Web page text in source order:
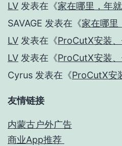
LV 发表在《家在哪里，年
SAVAGE 发表在《家在哪里
LV 发表在《ProCutX安装
LV 发表在《ProCutX安装
Cyrus 发表在《ProCutX安
友情链接
内蒙古户外广告
商业App推荐